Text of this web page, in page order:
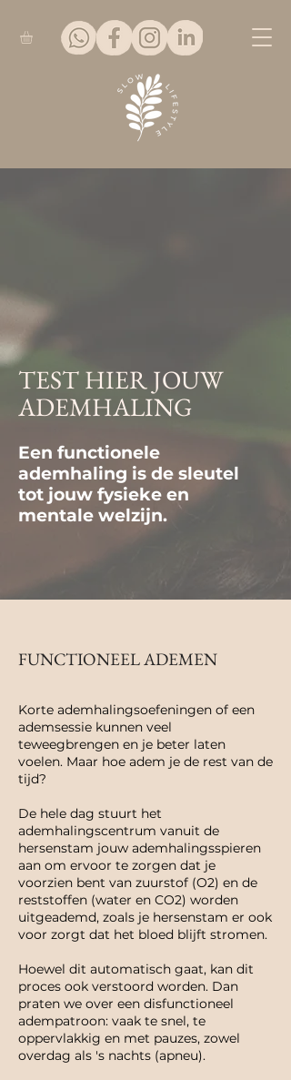
TEST HIER JOUW
ADEMHALING
Een functionele
ademhaling is de sleutel
tot jouw fysieke en
mentale welzijn.
FUNCTIONEEL ADEMEN
Korte ademhalingsoefeningen of een
ademsessie kunnen veel
teweegbrengen en je beter laten
voelen. Maar hoe adem je de rest van de
tijd?
De hele dag stuurt het
ademhalingscentrum vanuit de
hersenstam jouw ademhalingsspieren
aan om ervoor te zorgen dat je
voorzien bent van zuurstof (O2) en de
reststoffen (water en CO2) worden
uitgeademd, zoals je hersenstam er ook
voor zorgt dat het bloed blijft stromen.
Hoewel dit automatisch gaat, kan dit
proces ook verstoord worden. Dan
praten we over een disfunctioneel
adempatroon: vaak te snel, te
oppervlakkig en met pauzes, zowel
overdag als 's nachts (apneu).